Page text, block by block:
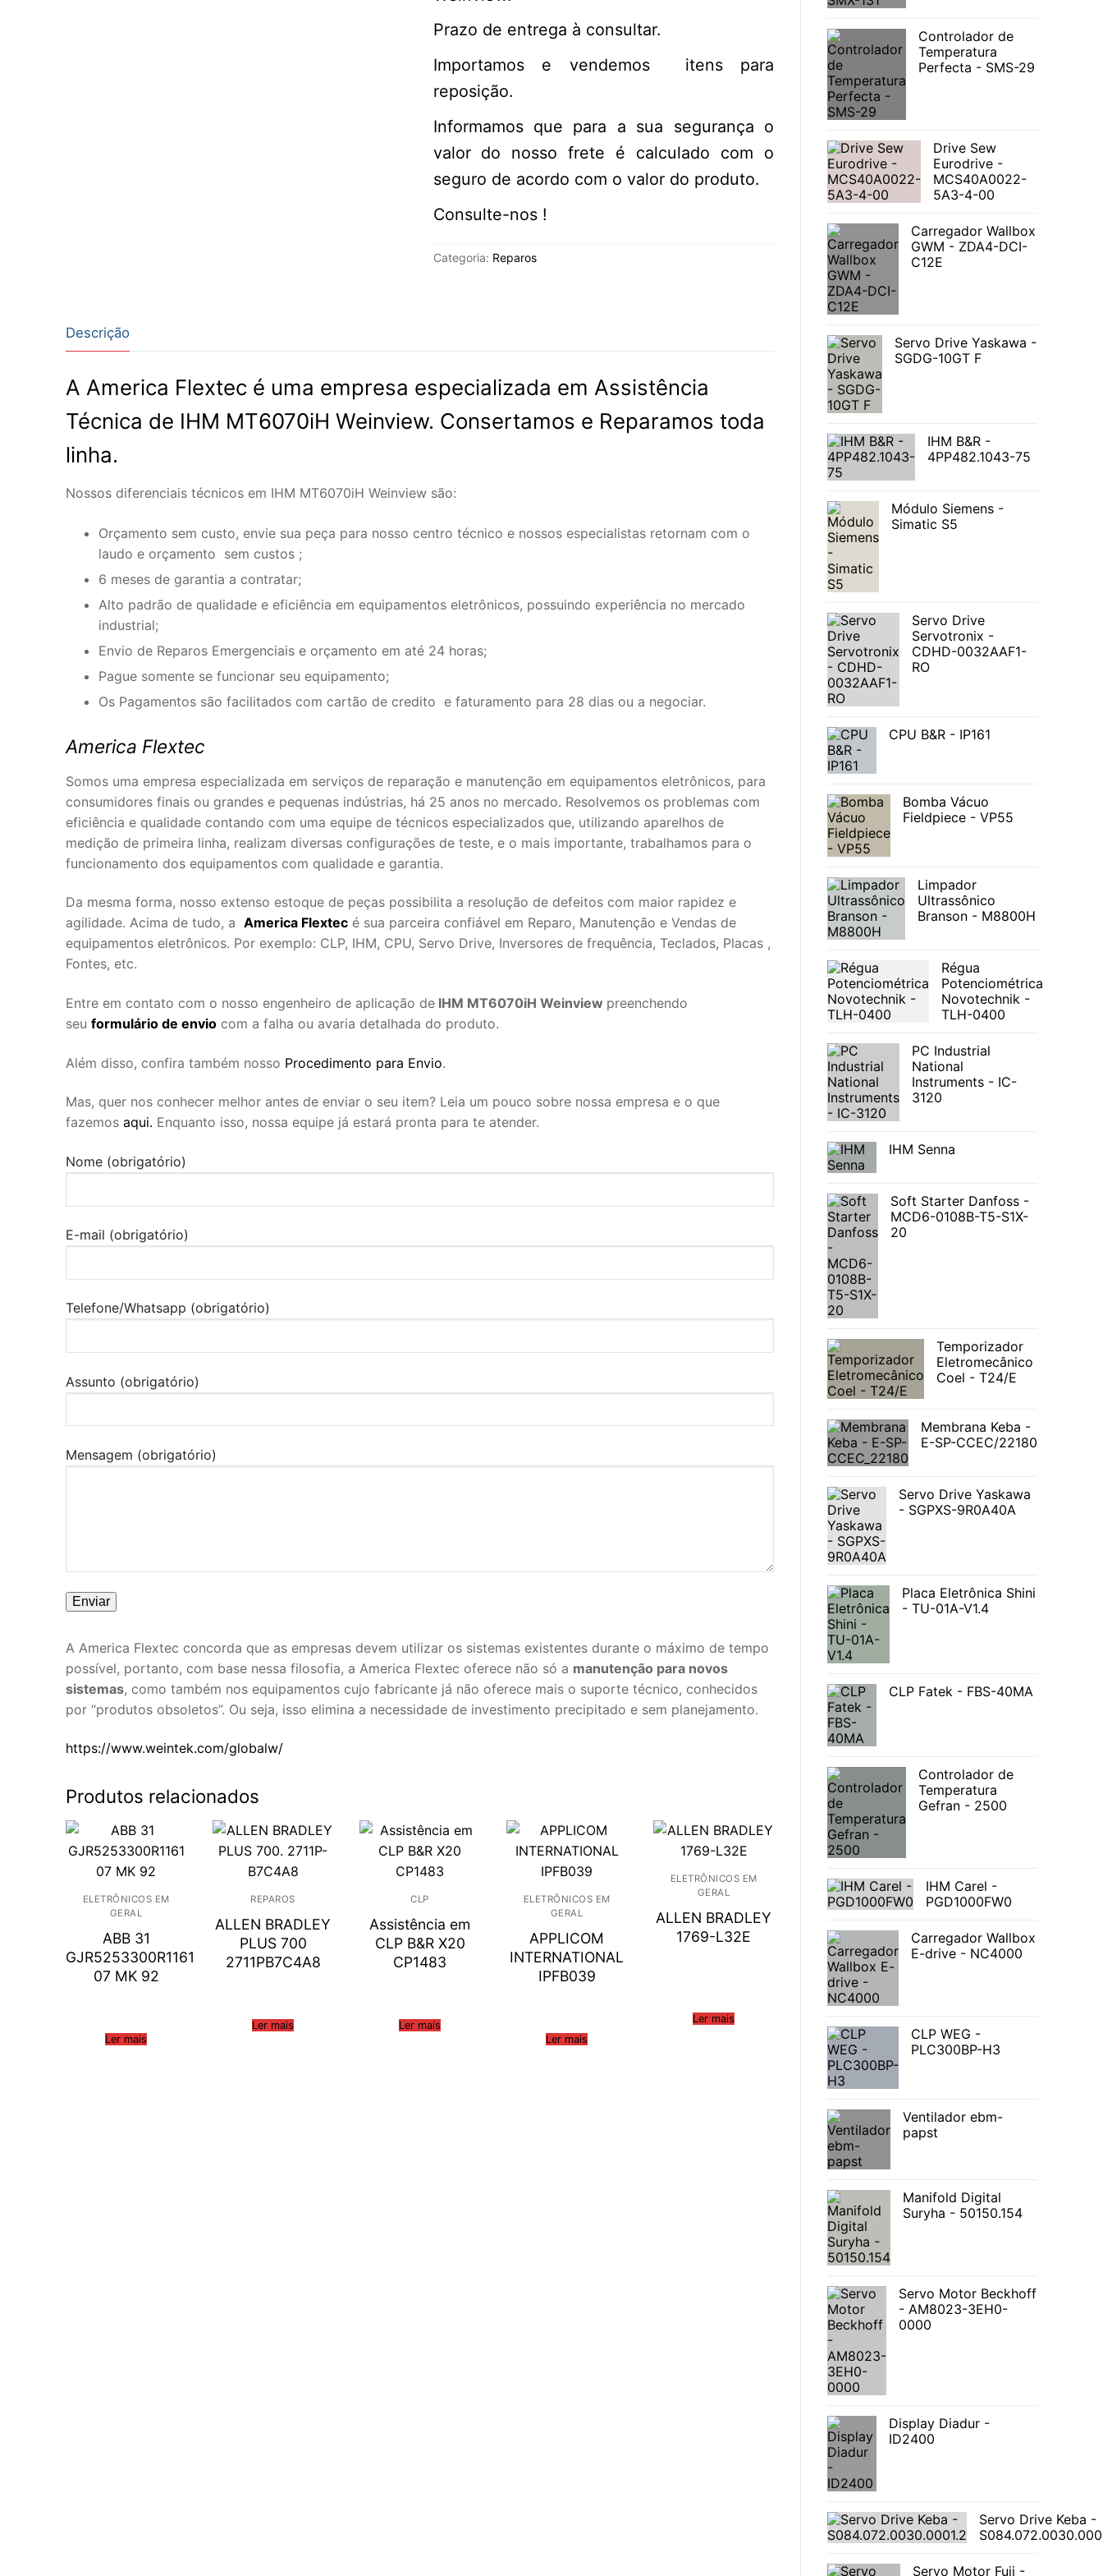
Prazo de entrega à consultar.
Importamos e vendemos itens para
reposição.
Informamos que para a sua segurança o
valor do nosso frete é calculado com o
seguro de acordo com o valor do produto.
Consulte-nos !
Categoria: Reparos
Descrição
A America Flextec é uma empresa especializada em Assistência
Técnica de IHM MT6070iH Weinview. Consertamos e Reparamos toda
linha.
Nossos diferenciais técnicos em IHM MT6070iH Weinview são:
Orçamento sem custo, envie sua peça para nosso centro técnico e nossos especialistas retornam com o
laudo e orçamento sem custos ;
6 meses de garantia a contratar;
Alto padrão de qualidade e eficiência em equipamentos eletrônicos, possuindo experiência no mercado
industrial;
Envio de Reparos Emergenciais e orçamento em até 24 horas;
Pague somente se funcionar seu equipamento;
Os Pagamentos são facilitados com cartão de credito e faturamento para 28 dias ou a negociar.
America Flextec
Somos uma empresa especializada em serviços de reparação e manutenção em equipamentos eletrônicos, para
consumidores finais ou grandes e pequenas indústrias, há 25 anos no mercado. Resolvemos os problemas com
eficiência e qualidade contando com uma equipe de técnicos especializados que, utilizando aparelhos de
medição de primeira linha, realizam diversas configurações de teste, e o mais importante, trabalhamos para o
funcionamento dos equipamentos com qualidade e garantia.
Da mesma forma, nosso extenso estoque de peças possibilita a resolução de defeitos com maior rapidez e
agilidade. Acima de tudo, a America Flextec é sua parceira confiável em Reparo, Manutenção e Vendas de
equipamentos eletrônicos. Por exemplo: CLP, IHM, CPU, Servo Drive, Inversores de frequência, Teclados, Placas ,
Fontes, etc.
Entre em contato com o nosso engenheiro de aplicação de IHM MT6070iH Weinview preenchendo
seu formulário de envio com a falha ou avaria detalhada do produto.
Além disso, confira também nosso Procedimento para Envio.
Mas, quer nos conhecer melhor antes de enviar o seu item? Leia um pouco sobre nossa empresa e o que
fazemos aqui. Enquanto isso, nossa equipe já estará pronta para te atender.
Nome (obrigatório)
E-mail (obrigatório)
Telefone/Whatsapp (obrigatório)
Assunto (obrigatório)
Mensagem (obrigatório)
A America Flextec concorda que as empresas devem utilizar os sistemas existentes durante o máximo de tempo
possível, portanto, com base nessa filosofia, a America Flextec oferece não só a manutenção para novos
sistemas, como também nos equipamentos cujo fabricante já não oferece mais o suporte técnico, conhecidos
por “produtos obsoletos”. Ou seja, isso elimina a necessidade de investimento precipitado e sem planejamento.
https://www.weintek.com/globalw/
Produtos relacionados
ELETRÔNICOS EM
GERAL
ABB 31
GJR5253300R1161
07 MK 92
Ler mais
REPAROS
ALLEN BRADLEY
PLUS 700
2711PB7C4A8
Ler mais
CLP
Assistência em
CLP B&R X20
CP1483
Ler mais
ELETRÔNICOS EM
GERAL
APPLICOM
INTERNATIONAL
IPFB039
Ler mais
ELETRÔNICOS EM
GERAL
ALLEN BRADLEY
1769-L32E
Ler mais
Controlador de
Temperatura
Perfecta - SMS-29
Drive Sew
Eurodrive -
MCS40A0022-
5A3-4-00
Carregador Wallbox
GWM - ZDA4-DCI-
C12E
Servo Drive Yaskawa -
SGDG-10GT F
IHM B&R -
4PP482.1043-75
Módulo Siemens -
Simatic S5
Servo Drive
Servotronix -
CDHD-0032AAF1-
RO
CPU B&R - IP161
Bomba Vácuo
Fieldpiece - VP55
Limpador
Ultrassônico
Branson - M8800H
Régua
Potenciométrica
Novotechnik -
TLH-0400
PC Industrial
National
Instruments - IC-
3120
IHM Senna
Soft Starter Danfoss -
MCD6-0108B-T5-S1X-
20
Temporizador
Eletromecânico
Coel - T24/E
Membrana Keba -
E-SP-CCEC/22180
Servo Drive Yaskawa
- SGPXS-9R0A40A
Placa Eletrônica Shini
- TU-01A-V1.4
CLP Fatek - FBS-40MA
Controlador de
Temperatura
Gefran - 2500
IHM Carel -
PGD1000FW0
Carregador Wallbox
E-drive - NC4000
CLP WEG -
PLC300BP-H3
Ventilador ebm-
papst
Manifold Digital
Suryha - 50150.154
Servo Motor Beckhoff
- AM8023-3EH0-
0000
Display Diadur -
ID2400
Servo Drive Keba -
Servo Motor Fuji -